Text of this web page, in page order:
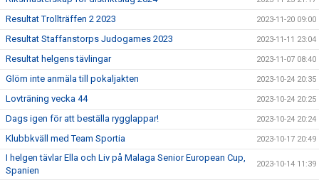
Resultat Trollträffen 2 2023 2023-11-20 09:00
Resultat Staffanstorps Judogames 2023 2023-11-11 23:04
Resultat helgens tävlingar 2023-11-07 08:40
Glöm inte anmäla till pokaljakten 2023-10-24 20:35
Lovträning vecka 44 2023-10-24 20:25
Dags igen för att beställa rygglappar! 2023-10-24 20:24
Klubbkväll med Team Sportia 2023-10-17 20:49
I helgen tävlar Ella och Liv på Malaga Senior European Cup,
Spanien
2023-10-14 11:39